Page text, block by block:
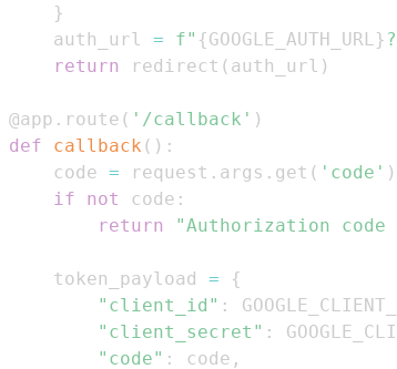
}
    auth_url
= f" {GOOGLE_AUTH_URL} ?
return
redirect ( auth_url )
@app . route ( '/callback' )
def
callback ( ) :
    code
= request . args . get ( 'code' )
if
not code :
return
"Authorization code
    token_payload
=
{
"client_id" :
"client_secret" :
"code" : code ,